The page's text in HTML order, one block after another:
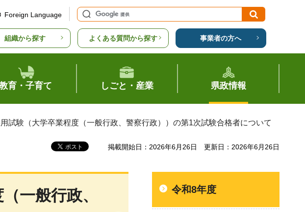
Foreign Language
組織から探す よくある質問から探す 事業者の方へ
育・子育て しごと・産業 県政情報
試験（大学卒業程度（一般行政、警察行政））の第1次試験合格者について
掲載開始日：2026年6月26日 更新日：2026年6月26日
一般行政、
令和8年度